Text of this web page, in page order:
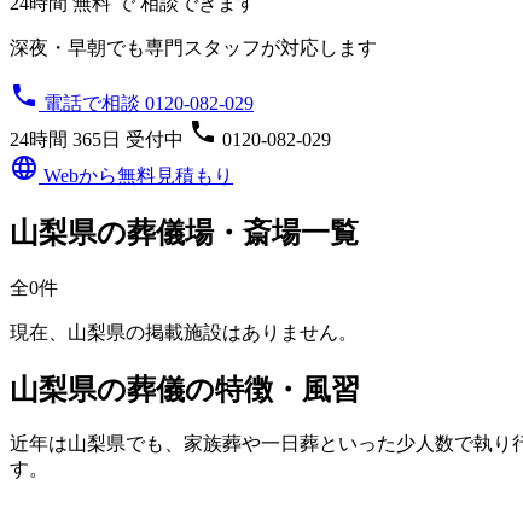
深夜・早朝でも専門スタッフが対応します
phone 電話で相談 0120-082-029
24時間 365日 受付中 phone 0120-082-029
language Webから無料見積もり
山梨県の葬儀場・斎場一覧
全0件
現在、山梨県の掲載施設はありません。
山梨県の葬儀の特徴・風習
近年は山梨県でも、家族葬や一日葬といった少人数で執
す。